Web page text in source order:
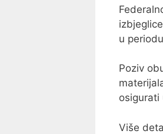
u
Poziv
osigurati
Više